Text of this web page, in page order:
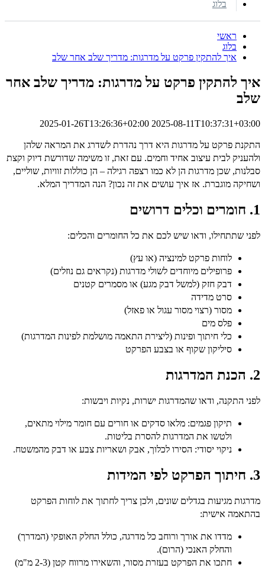
בלוג
ראשי
בלוג
איך להתקין פרקט על מדרגות: מדריך שלב אחר שלב
איך להתקין פרקט על מדרגות: מדריך שלב אחר
שלב
2025-01-26T13:26:36+02:00 2025-08-11T10:37:31+03:00
התקנת פרקט על מדרגות היא דרך נהדרת לשדרג את המראה שלהן
ולהעניק לבית עיצוב אחיד וחמים. עם זאת, זו משימה שדורשת דיוק וקצת
סבלנות, שכן מדרגות הן לא כמו רצפה רגילה – הן כוללות זוויות, שוליים,
ושחיקה מוגברת. אז איך עושים את זה נכון? הנה המדריך המלא.
1. חומרים וכלים דרושים
לפני שתתחילו, ודאו שיש לכם את כל החומרים והכלים:
לוחות פרקט למינציה (או עץ)
פרופילים מיוחדים לשולי מדרגות (נקראים גם נוזלים)
דבק חזק (למשל דבק מגע) או מסמרים קטנים
סרט מדידה
מסור (רצוי מסור עגול או פאזל)
פלס מים
כלי חיתוך ופינות (ליצירת התאמה מושלמת לפינות המדרגות)
סיליקון שקוף או בצבע הפרקט
2. הכנת המדרגות
לפני התקנה, ודאו שהמדרגות ישרות, נקיות ויבשות:
תיקון פגמים: מלאו סדקים או חורים עם חומר מילוי מתאים,
ולטשו את המדרגות להסרת בליטות.
ניקוי יסודי: הסירו לכלוך, אבק ושאריות צבע או דבק מהמשטח.
3. חיתוך הפרקט לפי המידות
מדרגות מגיעות בגדלים שונים, ולכן צריך לחתוך את לוחות הפרקט
בהתאמה אישית:
מדדו את אורך ורוחב כל מדרגה, כולל החלק האופקי (המדרך)
והחלק האנכי (הרום).
חתכו את הפרקט בעזרת מסור, והשאירו מרווח קטן (2-3 מ"מ)